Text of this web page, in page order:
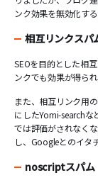
ンク効果を無効化す
相互リンクスパ
SEOを目的とした相
ンクでも効果が得ら
また、相互リンク用
にしたYomi-searchな
では評価がされなく
し、Googleとのイタ
noscriptスパム